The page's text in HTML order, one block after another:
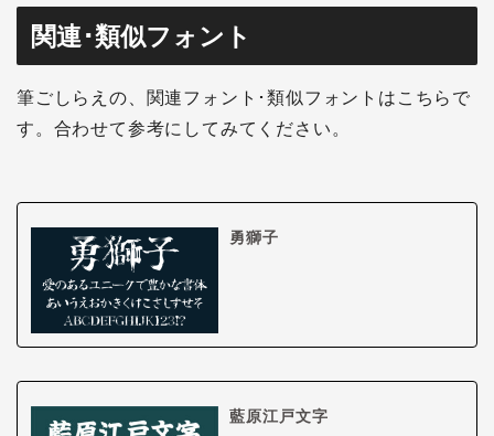
関連･類似フォント
筆ごしらえの、関連フォント･類似フォントはこちらで
す。合わせて参考にしてみてください。
勇獅子
藍原江戸文字